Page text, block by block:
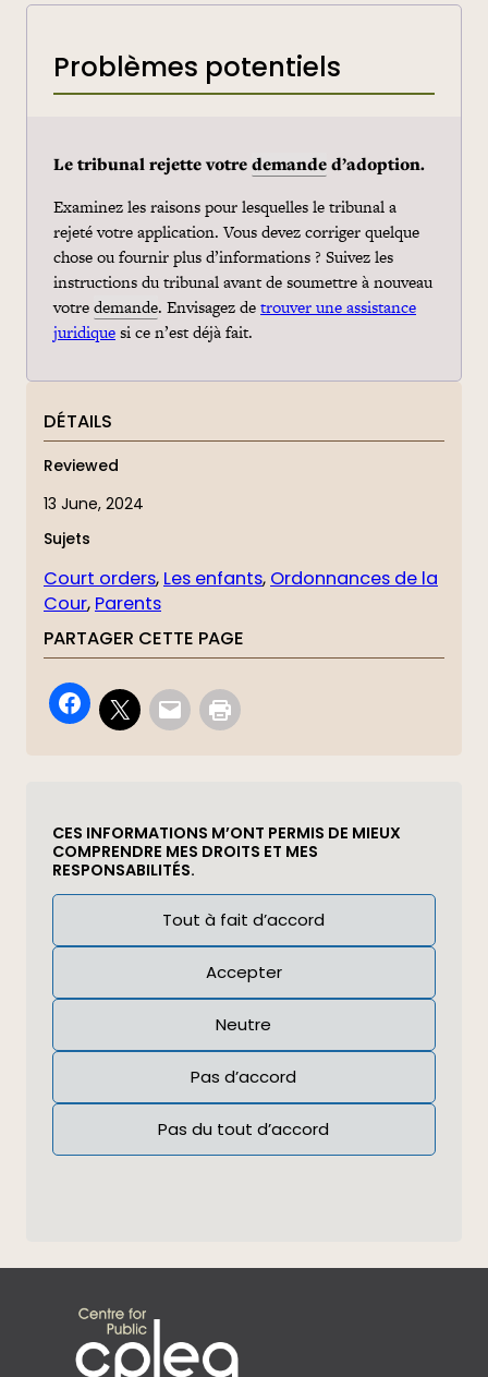
Problèmes potentiels
Le tribunal rejette votredemanded’adoption.
Examinez les raisons pour lesquelles le tribunal a
rejeté votreapplication. Vous devez corriger quelque
chose ou fournir plus d’informations ? Suivez les
instructions du tribunal avant de soumettre à nouveau
votredemande. Envisagez detrouver une assistance
juridiquesi ce n’est déjà fait.
DÉTAILS
Reviewed
13 June, 2024
Sujets
Court orders, Les enfants, Ordonnances de la
Cour, Parents
PARTAGER CETTE PAGE
CES INFORMATIONS M’ONT PERMIS DE MIEUX
COMPRENDRE MES DROITS ET MES
RESPONSABILITÉS.
Tout à fait d’accord
Accepter
Neutre
Pas d’accord
Pas du tout d’accord